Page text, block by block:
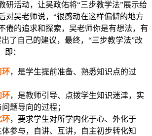
研活动，让吴政佑将“三步教学法”展示给
对吴老师说，“很感动在这样偏僻的地方
倦的追求和探索，吴老师你是有想法，有
了自己的建议，最终，“三步教学法”改
即：
环，是学生提前准备、熟悉知识点的过
环，是教师引导、点拨学生知识迷津，实
题导向的过程；
环，要求学生对所学内化于心、外化于
参与，自讲、互讲，自主初步转化知